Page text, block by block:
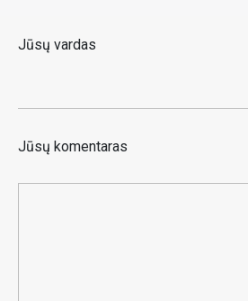
Jūsų vardas
Jūsų komentaras